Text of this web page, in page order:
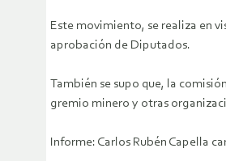
Este movimiento, se realiza en
aprobación de Diputados.
También se supo que, la
gremio minero y otras
Informe: Carlos Rubén Capella